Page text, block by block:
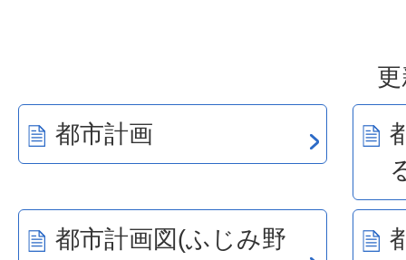
都市計画
都市計画図(ふじみ野